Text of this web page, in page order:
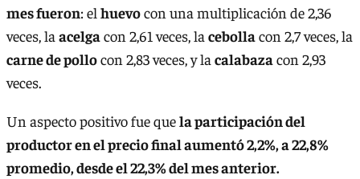
mes fueron: el huevocon una multiplicación de 2,36
veces, la acelgacon 2,61 veces, la cebollacon 2,7 veces, la
carne de pollocon 2,83 veces, y la calabazacon 2,93
veces.
Un aspecto positivo fue quela participación del
productor en el precio final aumentó 2,2%, a 22,8%
promedio, desde el 22,3% del mes anterior.